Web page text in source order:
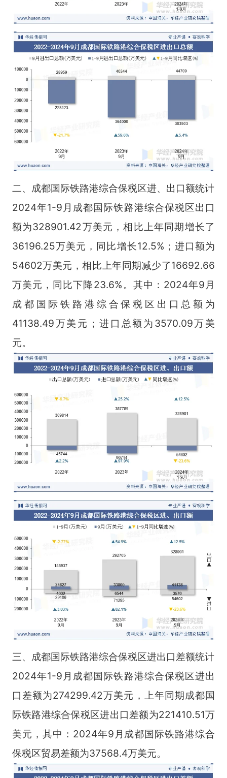
二、成都国际铁路港综合保税区进、出口额统计
2024年1-9月成都国际铁路港综合保税区出口
额为328901.42万美元，相比上年同期增长了
36196.25万美元，同比增长12.5%；进口额为
54602万美元，相比上年同期减少了16692.66
万美元，同比下降23.6%。其中：2024年9月
成都国际铁路港综合保税区出口总额为
41138.49万美元；进口总额为3570.09万美
元。
三、成都国际铁路港综合保税区进出口差额统计
2024年1-9月成都国际铁路港综合保税区进出
口差额为274299.42万美元，上年同期成都国
际铁路港综合保税区进出口差额为221410.51万
美元，其中：2024年9月成都国际铁路港综合
保税区贸易差额为37568.4万美元。